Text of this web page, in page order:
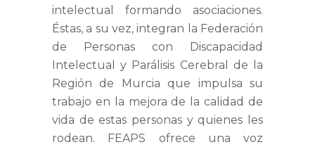
intelectual formando asociaciones.
Éstas, a su vez, integran la Federación
de Personas con Discapacidad
Intelectual y Parálisis Cerebral de la
Región de Murcia que impulsa su
trabajo en la mejora de la calidad de
vida de estas personas y quienes les
rodean. FEAPS ofrece una voz